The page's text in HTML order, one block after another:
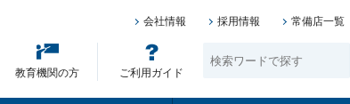
会社情報 採用情報 常備店一覧
教育機関の方 ご利用ガイド